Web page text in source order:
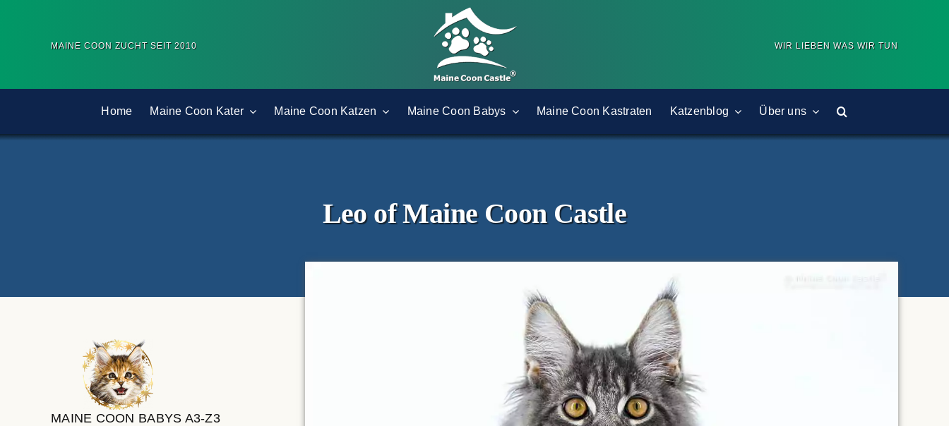
MAINE COON ZUCHT SEIT 2010 WIR LIEBEN WAS WIR TUN
Home Maine Coon Kater Maine Coon Katzen Maine Coon Babys Maine Coon Kastraten Katzenblog Über uns
Leo of Maine Coon Castle
MAINE COON BABYS A3-Z3